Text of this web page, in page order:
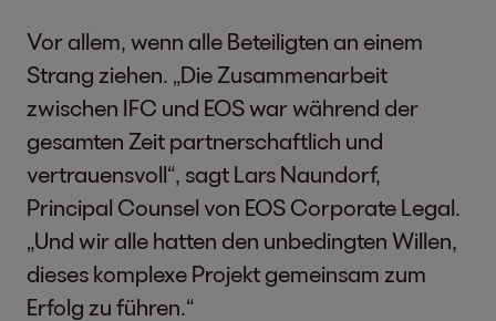
Vor allem, wenn alle Beteiligten an einem
Strang ziehen. „Die Zusammenarbeit
zwischen IFC und EOS war während der
gesamten Zeit partnerschaftlich und
vertrauensvoll“, sagt Lars Naundorf,
Principal Counsel von EOS Corporate Legal.
„Und wir alle hatten den unbedingten Willen,
dieses komplexe Projekt gemeinsam zum
Erfolg zu führen.“